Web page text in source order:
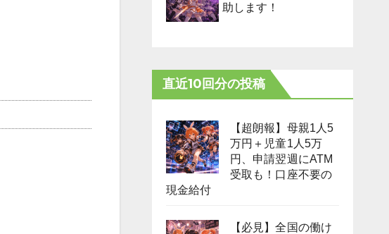
助します！
直近10回分の投稿
【超朗報】母親1人5
万円＋児童1人5万
円、申請翌週にATM
受取も！口座不要の
現金給付
【必見】全国の働け